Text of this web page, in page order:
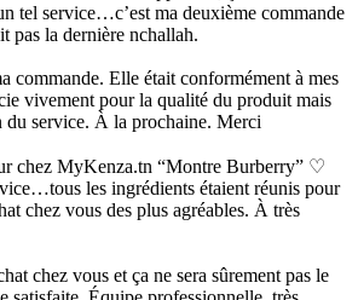
tel service…c’est ma deuxième commande
pas la dernière nchallah.
commande. Elle était conformément à mes
vivement pour la qualité du produit mais
du service. À la prochaine. Merci
chez MyKenza.tn “Montre Burberry” ♡
les ingrédients étaient réunis pour
chez vous des plus agréables. À très
chez vous et ça ne sera sûrement pas le